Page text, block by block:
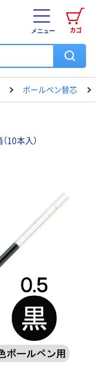
カゴ
メニュー
ボールペン替芯
本入）